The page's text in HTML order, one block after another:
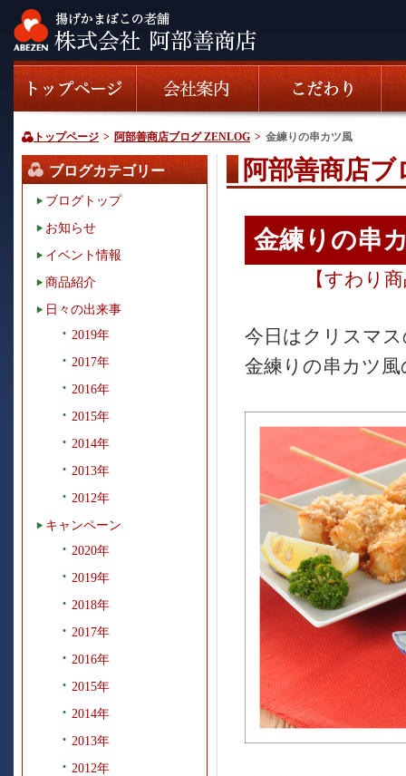
トップページ > 阿部善商店ブログ ZENLOG > 金練りの串カツ風
ブログカテゴリー
ブログトップ
お知らせ
イベント情報
商品紹介
日々の出来事
2019年
2017年
2016年
2015年
2014年
2013年
2012年
キャンペーン
2020年
2019年
2018年
2017年
2016年
2015年
2014年
2013年
2012年
阿部善商店
金練りの串
【すわり
今日はクリスマ
金練りの串カツ